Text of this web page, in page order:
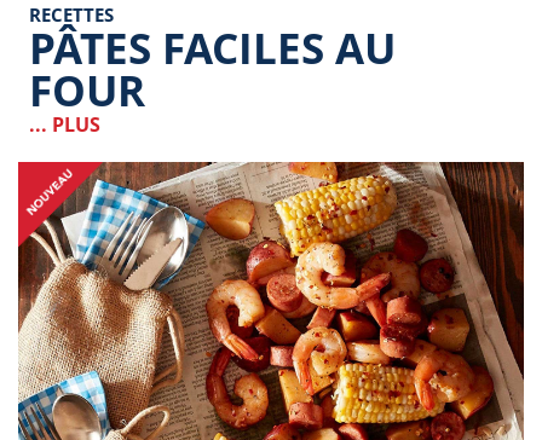
RECETTES
PÂTES FACILES AU
FOUR
... PLUS